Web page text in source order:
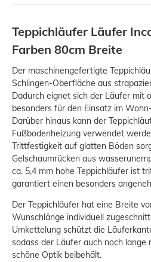
Teppichläufer Läufer
Farben 80cm Breite
Der maschinengefertigte
Schlingen-Oberfläche aus
Dadurch eignet sich der Läufer mit
besonders für den Einsatz im
Darüber hinaus kann der
Fußbodenheizung verwendet
Trittfestigkeit auf glatten Böden
Gelschaumrücken aus
ca. 5,4 mm hohe Teppichläufer ist
garantiert einen besonders
Der Teppichläufer hat eine Breite
Wunschlänge individuell
Umkettelung schützt die
sodass der Läufer auch noch lange
schöne Optik beibehält.